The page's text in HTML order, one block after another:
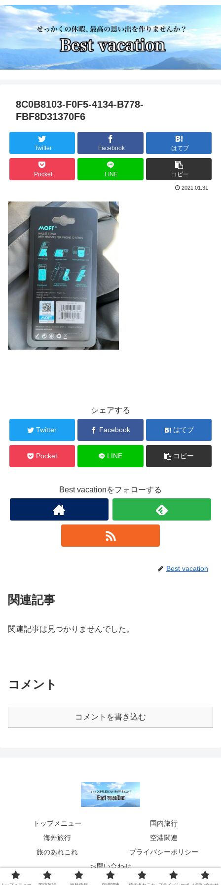
8C0B8103-F0F5-4134-B778-
FBF8D31370F6
Twitter Facebook はてブ
Pocket LINE コピー
2021.01.31
シェアする
Twitter Facebook はてブ
Pocket LINE コピー
Best vacationをフォローする
Best vacation
関連記事
関連記事は見つかりませんでした。
コメント
コメントを書き込む
トップメニュー
国内旅行
海外旅行
空港関連
旅のあれこれ
プライバシーポリシー
お問い合わせ